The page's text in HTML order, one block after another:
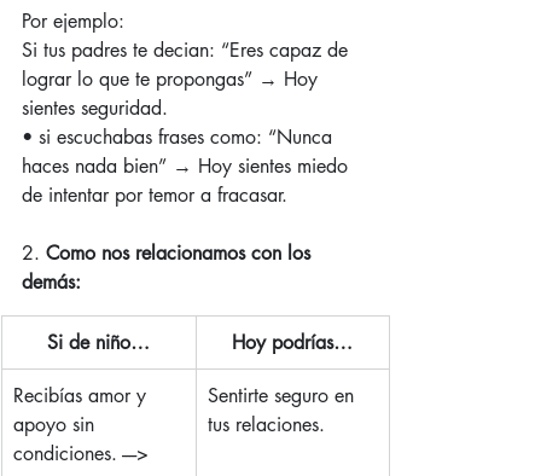
Por ejemplo:
Si tus padres te decian: “Eres capaz de
lograr lo que te propongas” → Hoy
sientes seguridad.
• si escuchabas frases como: “Nunca
haces nada bien” → Hoy sientes miedo
de intentar por temor a fracasar.
2. Como nos relacionamos con los
demás:
Si de niño… Hoy podrías…
Recibías amor y
apoyo sin
condiciones. ---->
Sentirte seguro en
tus relaciones.